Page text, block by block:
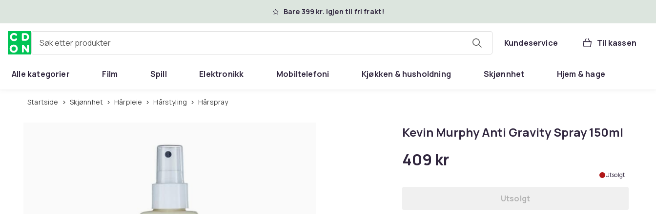
Bare 399 kr. igjen til fri frakt!
Søk etter produkter Kundeservice Til kassen
Alle kategorier Film Spill Elektronikk Mobiltelefoni Kjøkken & husholdning Skjønnhet Hjem & hage
Startside Skjønnhet Hårpleie Hårstyling Hårspray
Kevin Murphy Anti Gravity Spray 150ml
409 kr
Utsolgt
Utsolgt